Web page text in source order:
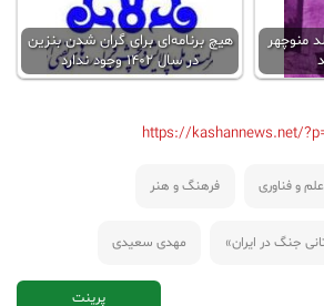
منوچهر
هیچ برنامه‌ای برای گران شدن بنزین
در سال 1402 وجود ندارد
https://kashannews.net/
علم و فناوری فرهنگ و هنر
جنگ در ایران» مهدی سعیدی
پرینت